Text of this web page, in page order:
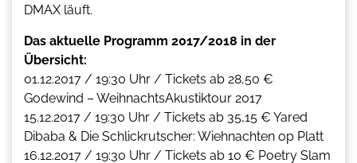
DMAX läuft.
Das aktuelle Programm 2017/2018 in der
Übersicht:
01.12.2017 / 19:30 Uhr / Tickets ab 28,50 €
Godewind – WeihnachtsAkustiktour 2017
15.12.2017 / 19:30 Uhr / Tickets ab 35,15 € Yared
Dibaba & Die Schlickrutscher: Wiehnachten op Platt
16.12.2017 / 19:30 Uhr / Tickets ab 10 € Poetry Slam